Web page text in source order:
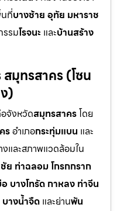
ที่บางซ้าย อุทัย มหาราช
รมโรจนะ และบ้านสร้าง
มุทรสาคร (โซน
)
จังหวัดสมุทรสาครโดย
รอำเภอกระทุ่มแบน และ
งและสภาพแวดล้อมใน
ย ท่าฉลอม โกรกกราก
บางโทรัด กาหลง ท่าจีน
างน้ำจืดและย่านพัน